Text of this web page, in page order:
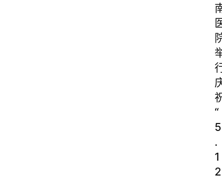
“
5
.
1
2